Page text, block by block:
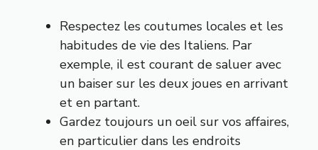
Respectez les coutumes locales et les
habitudes de vie des Italiens. Par
exemple, il est courant de saluer avec
un baiser sur les deux joues en arrivant
et en partant.
Gardez toujours un oeil sur vos affaires,
en particulier dans les endroits